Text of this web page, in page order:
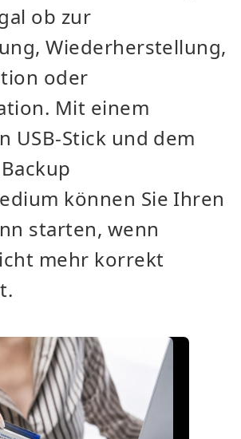
ob zur
Wiederherstellung,
oder
Mit einem
USB-Stick und dem
können Sie Ihren
starten, wenn
mehr korrekt